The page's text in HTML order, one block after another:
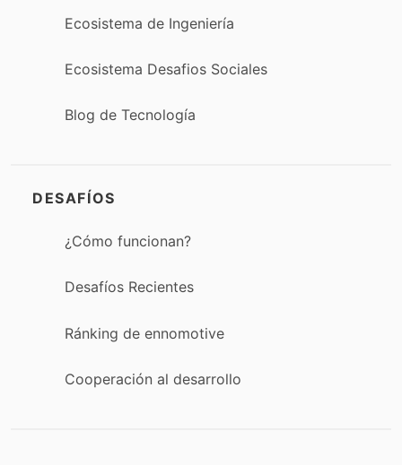
Ecosistema de Ingeniería
Ecosistema Desafios Sociales
Blog de Tecnología
DESAFÍOS
¿Cómo funcionan?
Desafíos Recientes
Ránking de ennomotive
Cooperación al desarrollo